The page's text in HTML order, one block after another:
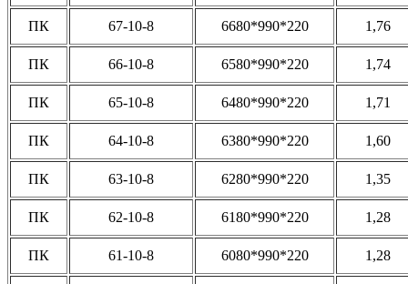
ПК 67-10-8 6680*990*220 1,76
ПК 66-10-8 6580*990*220 1,74
ПК 65-10-8 6480*990*220 1,71
ПК 64-10-8 6380*990*220 1,60
ПК 63-10-8 6280*990*220 1,35
ПК 62-10-8 6180*990*220 1,28
ПК 61-10-8 6080*990*220 1,28